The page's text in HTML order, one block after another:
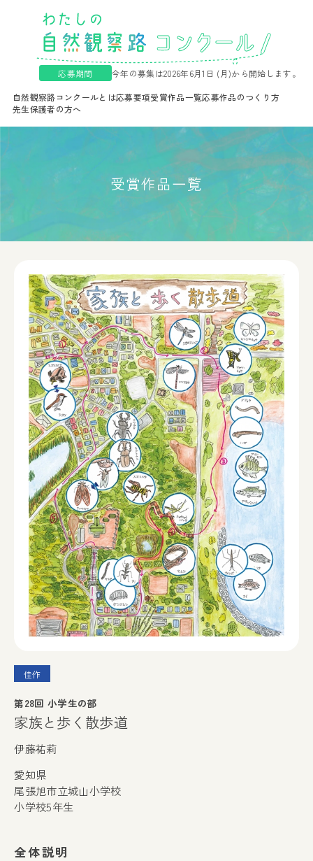
自然観察路コンクールとは応募要項受賞作品一覧応募作品のつくり方
先生保護者の方へ
応募期間 今年の募集は2026年6月1日 (月)から開始します。
受賞作品一覧
佳作
第28回 小学生の部
家族と歩く散歩道
伊藤祐莉
愛知県
尾張旭市立城山小学校
小学校5年生
全体説明